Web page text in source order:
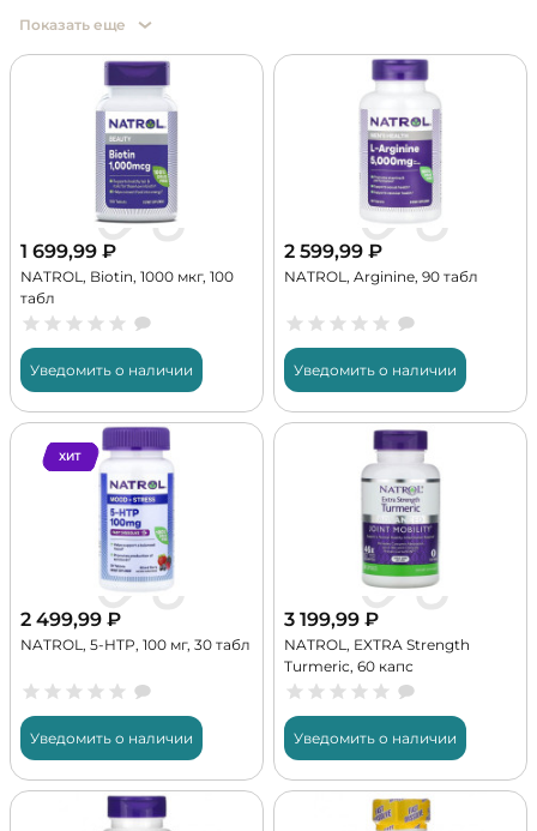
Показать еще
1 699,99 ₽
NATROL, Biotin, 1000 мкг, 100
табл
Уведомить о наличии
2 599,99 ₽
NATROL, Arginine, 90 табл
Уведомить о наличии
ХИТ
2 499,99 ₽
NATROL, 5-HTP, 100 мг, 30 табл
Уведомить о наличии
3 199,99 ₽
NATROL, EXTRA Strength
Turmeric, 60 капс
Уведомить о наличии